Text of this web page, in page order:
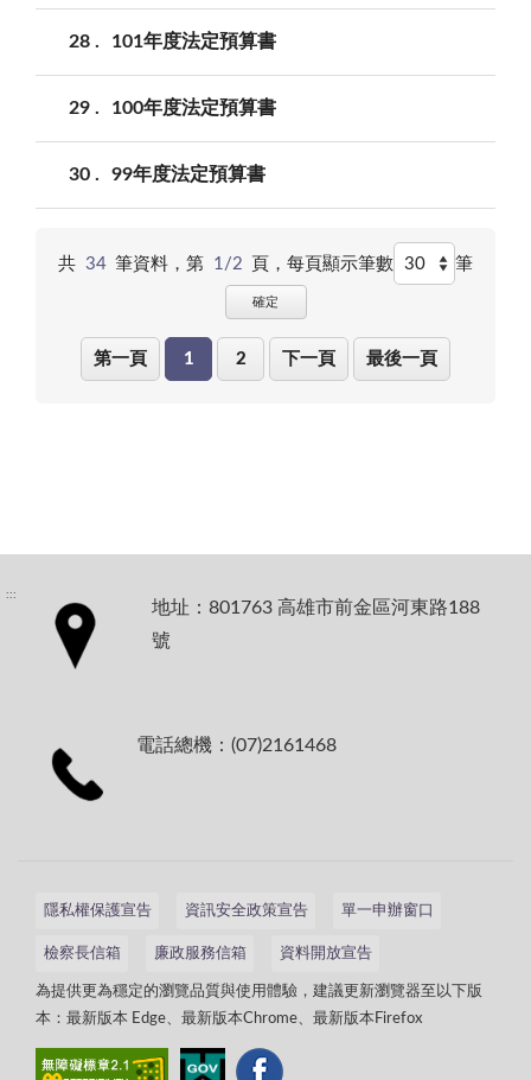
28 101年度法定預算書
29 100年度法定預算書
30 99年度法定預算書
共 34 筆資料，第 1/2 頁，每頁顯示筆數 筆
確定
第一頁 1 2 下一頁 最後一頁
:::
地址：801763 高雄市前金區河東路188
號
電話總機：(07)2161468
隱私權保護宣告 資訊安全政策宣告 單一申辦窗口
檢察長信箱 廉政服務信箱 資料開放宣告
為提供更為穩定的瀏覽品質與使用體驗，建議更新瀏覽器至以下版
本：最新版本 Edge、最新版本Chrome、最新版本Firefox